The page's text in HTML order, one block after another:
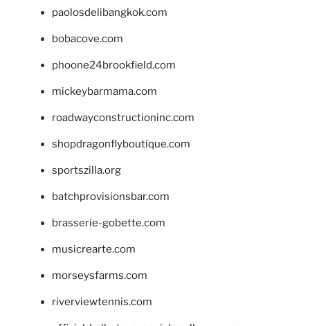
paolosdelibangkok.com
bobacove.com
phoone24brookfield.com
mickeybarmama.com
roadwayconstructioninc.com
shopdragonflyboutique.com
sportszilla.org
batchprovisionsbar.com
brasserie-gobette.com
musicrearte.com
morseysfarms.com
riverviewtennis.com